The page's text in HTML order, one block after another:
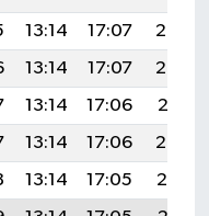
13:14 17:07
20:24
13:14 17:07
20:22
13:14 17:06
20:21
13:14 17:06
20:20
13:14 17:05
20:19